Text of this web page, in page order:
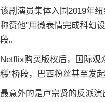
该剧演员集体入围2019年
称赞他"用微表情完成科幻
段。
Netflix购买版权后，国际观
糕"桥段，巴西粉丝甚至发
最意外的是卢宗贤的反派